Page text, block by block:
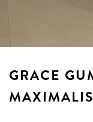
GRACE